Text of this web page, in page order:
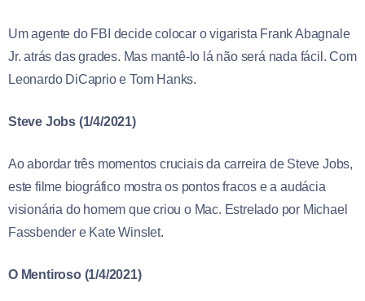
Um agente do FBI decide colocar o vigarista Frank Abagnale
Jr. atrás das grades. Mas mantê-lo lá não será nada fácil. Com
Leonardo DiCaprio e Tom Hanks.
Steve Jobs (1/4/2021)
Ao abordar três momentos cruciais da carreira de Steve Jobs,
este filme biográfico mostra os pontos fracos e a audácia
visionária do homem que criou o Mac. Estrelado por Michael
Fassbender e Kate Winslet.
O Mentiroso (1/4/2021)